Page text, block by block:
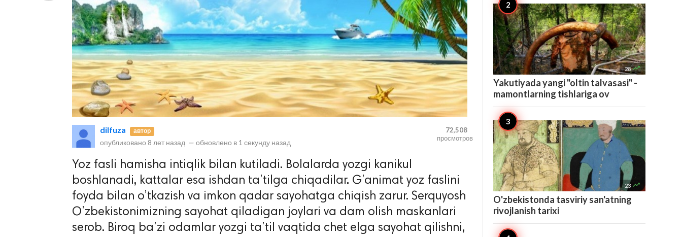
dilfuza автор
опубликовано 8 лет назад — обновлено в 1 секунду назад
72,508
просмотров
Yoz fasli hamisha intiqlik bilan kutiladi. Bolalarda yozgi kanikul
boshlanadi, kattalar esa ishdan ta’tilga chiqadilar. G’animat yoz faslini
foyda bilan o’tkazish va imkon qadar sayohatga chiqish zarur. Serquyosh
O’zbekistonimizning sayohat qiladigan joylari va dam olish maskanlari
serob. Biroq ba’zi odamlar yozgi ta’til vaqtida chet elga sayohat qilishni,
28 
Yakutiyada yangi "oltin talvasasi" -
mamontlarning tishlariga ov
23 
O'zbekistonda tasviriy san'atning
rivojlanish tarixi